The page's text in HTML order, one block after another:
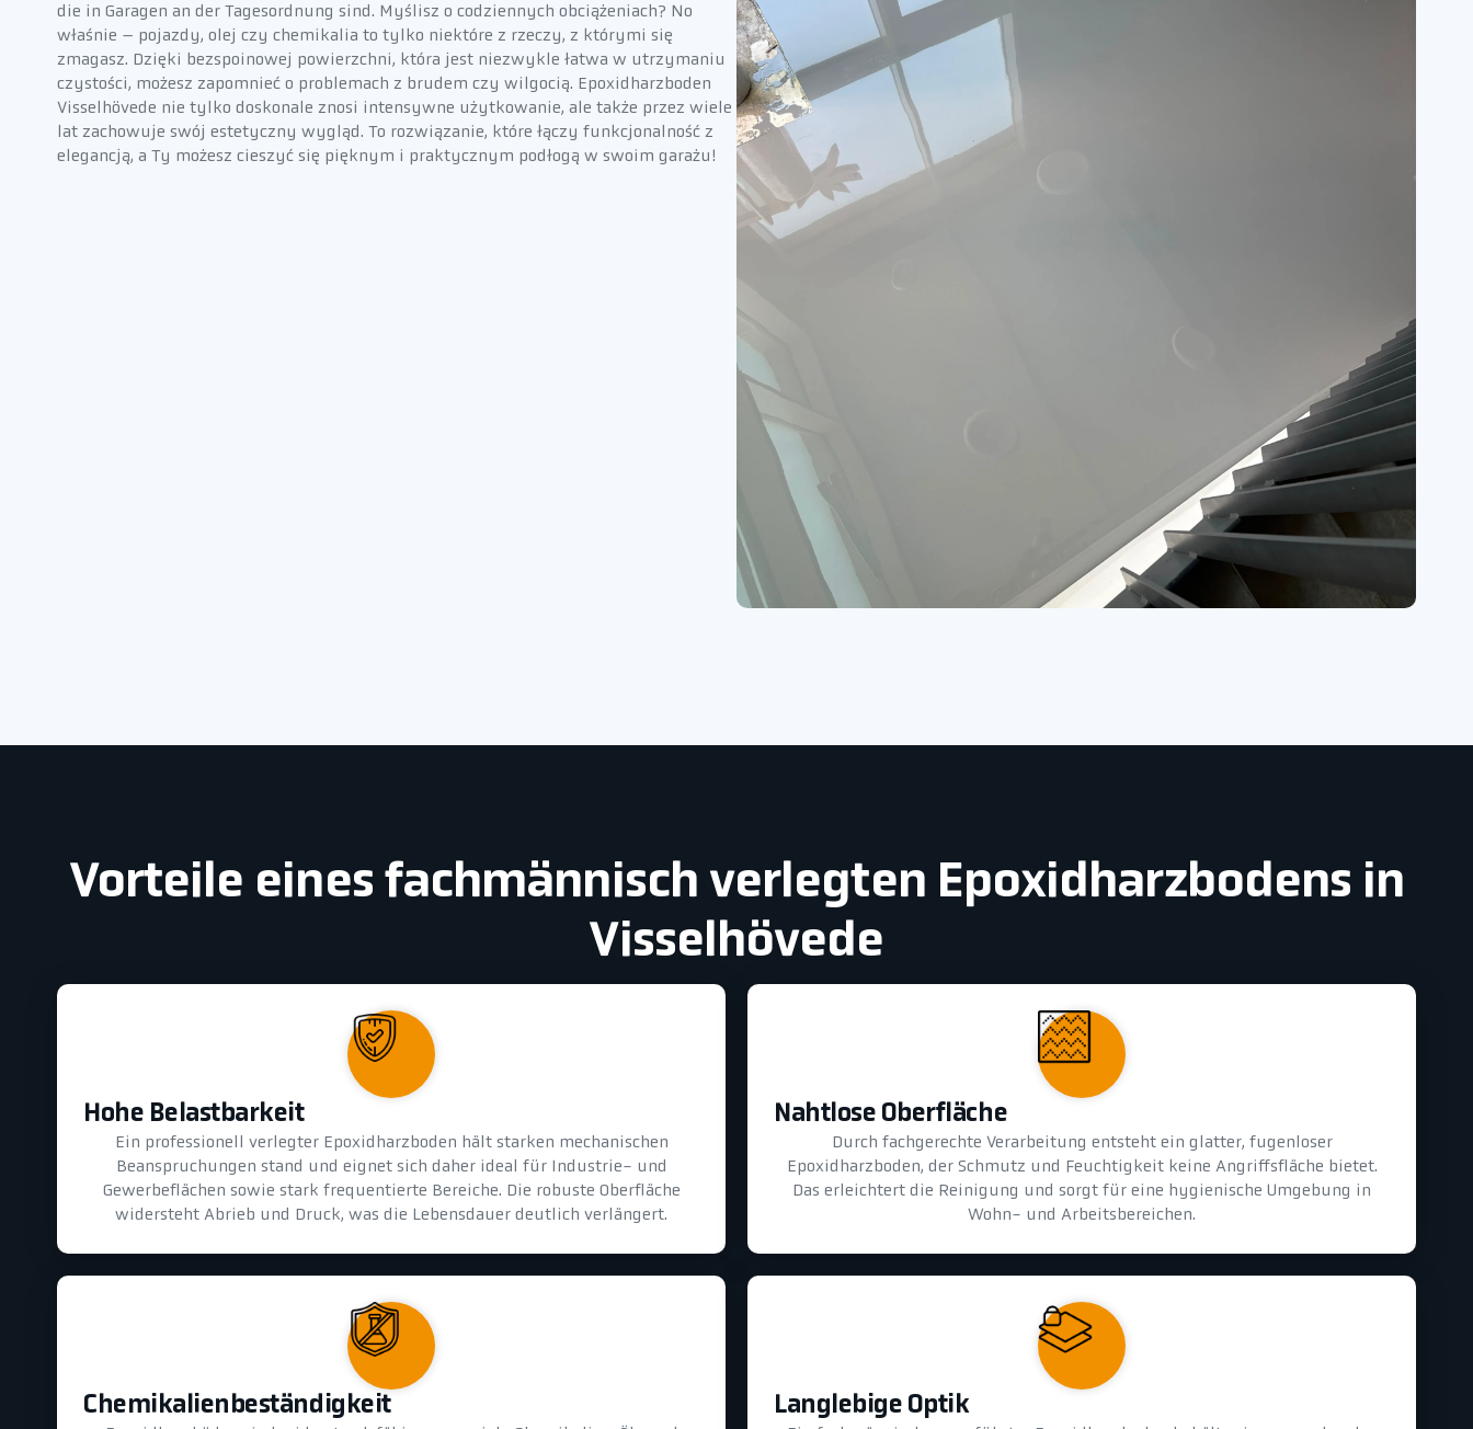
die in Garagen an der Tagesordnung sind. Myślisz o codziennych obciążeniach? No
właśnie – pojazdy, olej czy chemikalia to tylko niektóre z rzeczy, z którymi się
zmagasz. Dzięki bezspoinowej powierzchni, która jest niezwykle łatwa w utrzymaniu
czystości, możesz zapomnieć o problemach z brudem czy wilgocią. Epoxidharzboden
Visselhövede nie tylko doskonale znosi intensywne użytkowanie, ale także przez wiele
lat zachowuje swój estetyczny wygląd. To rozwiązanie, które łączy funkcjonalność z
elegancją, a Ty możesz cieszyć się pięknym i praktycznym podłogą w swoim garażu!
Vorteile eines fachmännisch verlegten Epoxidharzbodens in
Visselhövede
Hohe Belastbarkeit
Ein professionell verlegter Epoxidharzboden hält starken mechanischen
Beanspruchungen stand und eignet sich daher ideal für Industrie- und
Gewerbeflächen sowie stark frequentierte Bereiche. Die robuste Oberfläche
widersteht Abrieb und Druck, was die Lebensdauer deutlich verlängert.
Nahtlose Oberfläche
Durch fachgerechte Verarbeitung entsteht ein glatter, fugenloser
Epoxidharzboden, der Schmutz und Feuchtigkeit keine Angriffsfläche bietet.
Das erleichtert die Reinigung und sorgt für eine hygienische Umgebung in
Wohn- und Arbeitsbereichen.
Chemikalienbeständigkeit Langlebige Optik